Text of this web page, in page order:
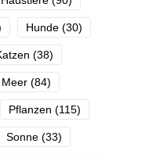
Hunde (30)
(38)
Meer (84)
Pflanzen (115)
Sonne (33)